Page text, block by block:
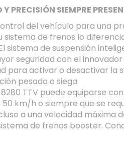
Y PRECISIÓN SIEMPRE
del vehículo para una
sistema de frenos lo
sistema de suspensión
seguridad con el
para activar o desactivar la
pesada o siega.
8280 TTV puede equiparse
km/h o siempre que se
a una velocidad
de frenos booster.